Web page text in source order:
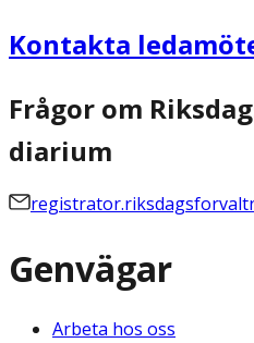
Kontakta
Frågor om
diarium
Genvägar
Arbeta hos oss